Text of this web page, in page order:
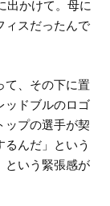
出かけて。母に
ィスだったんで
て、その下に置
ッドブルのロゴ
ップの選手が契
んだ」という
という緊張感が